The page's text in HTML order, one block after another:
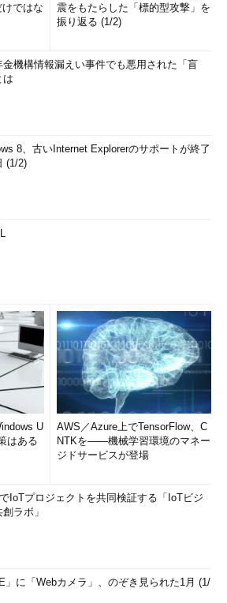
ではな
震をもたらした「標的型攻撃」を
振り返る (1/2)
金機構情報漏えい事件でも悪用された「盲
は
8、古いInternet Explorerのサポートが終了
(1/2)
U
はある
AWS／Azure上でTensorFlow、C
NTKを――機械学習環境のマネー
ジドサービスが登場
IoTプロジェクトを共同検証する「IoTビジ
ラボ」
」に「Webカメラ」、のぞき見られた1月 (1/